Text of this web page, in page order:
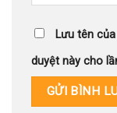
Lưu tên
duyệt này cho